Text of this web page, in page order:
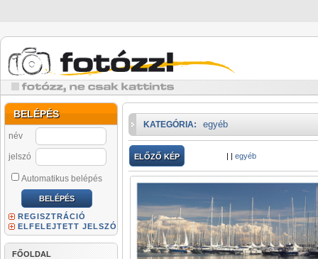
BELÉPÉS
név
jelszó
Automatikus belépés
REGISZTRÁCIÓ
ELFELEJTETT JELSZÓ
FŐOLDAL
KATEGÓRIA: egyéb
ELŐZŐ KÉP | | egyéb